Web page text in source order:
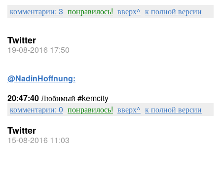
комментарии: 3 понравилось! вверх^ к полной версии
Twitter
19-08-2016 17:50
@NadinHoffnung:
20:47:40Любимый #kemcity
комментарии: 0 понравилось! вверх^ к полной версии
Twitter
15-08-2016 11:03